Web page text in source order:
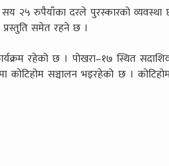
सय २५ रुपैयाँका दरले पुरस्कारको व्यवस्था
प्रस्तुति समेत रहने छ ।
रहेको छ । पोखरा–१७ स्थित
कोटिहोम सञ्चालन भइरहेको छ ।